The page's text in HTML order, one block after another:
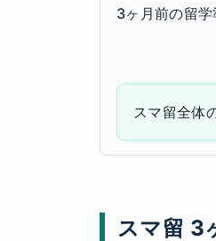
3ヶ月前の留学
スマ留全体
スマ留 3